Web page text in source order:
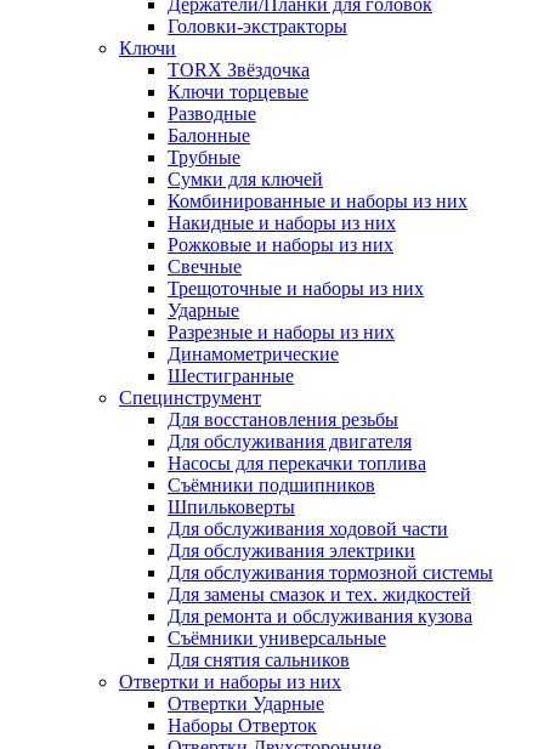
Держатели/Планки для головок
Головки-экстракторы
Ключи
TORX Звёздочка
Ключи торцевые
Разводные
Балонные
Трубные
Сумки для ключей
Комбинированные и наборы из них
Накидные и наборы из них
Рожковые и наборы из них
Свечные
Трещоточные и наборы из них
Ударные
Разрезные и наборы из них
Динамометрические
Шестигранные
Специнструмент
Для восстановления резьбы
Для обслуживания двигателя
Насосы для перекачки топлива
Съёмники подшипников
Шпильковерты
Для обслуживания ходовой части
Для обслуживания электрики
Для обслуживания тормозной системы
Для замены смазок и тех. жидкостей
Для ремонта и обслуживания кузова
Съёмники универсальные
Для снятия сальников
Отвертки и наборы из них
Отвертки Ударные
Наборы Отверток